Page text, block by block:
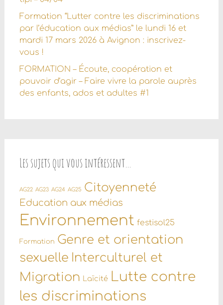
Formation “Lutter contre les discriminations
par l’éducation aux médias” le lundi 16 et
mardi 17 mars 2026 à Avignon : inscrivez-
vous !
FORMATION – Écoute, coopération et
pouvoir d’agir – Faire vivre la parole auprès
des enfants, ados et adultes #1
Les sujets qui vous intéressent…
AG22 AG23 AG24 AG25 Citoyenneté
Education aux médias
Environnement festisol25
Formation Genre et orientation
sexuelle Interculturel et
Migration Laïcité Lutte contre
les discriminations